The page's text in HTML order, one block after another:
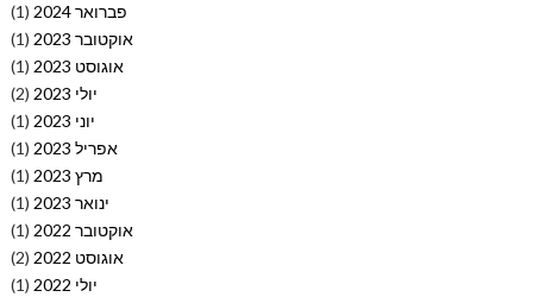
פברואר 2024
(1)
אוקטובר 2023
(1)
אוגוסט 2023
(1)
יולי 2023
(2)
יוני 2023
(1)
אפריל 2023
(1)
מרץ 2023
(1)
ינואר 2023
(1)
אוקטובר 2022
(1)
אוגוסט 2022
(2)
יולי 2022
(1)